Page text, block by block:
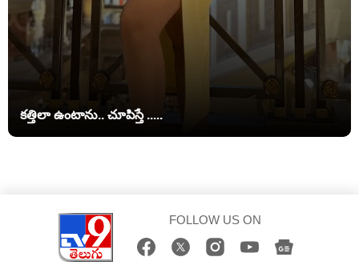
కత్తిలా ఉంటాను.. చూపిస్తే .....
FOLLOW US ON